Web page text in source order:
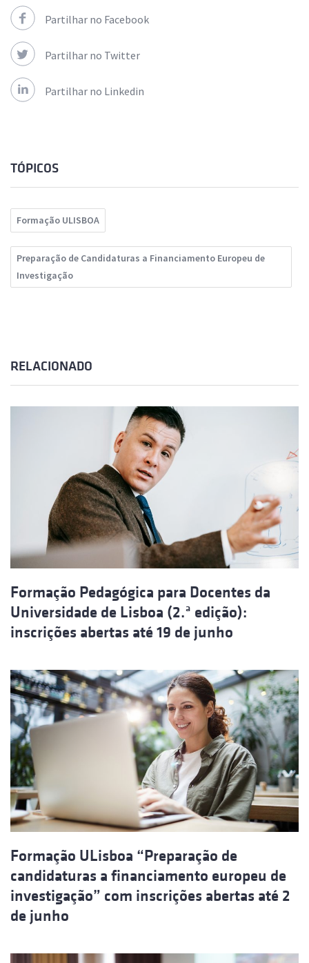
Partilhar no Facebook
Partilhar no Twitter
Partilhar no Linkedin
TÓPICOS
Formação ULISBOA
Preparação de Candidaturas a Financiamento Europeu de
Investigação
RELACIONADO
Formação Pedagógica para Docentes da
Universidade de Lisboa (2.ª edição):
inscrições abertas até 19 de junho
Formação ULisboa “Preparação de
candidaturas a financiamento europeu de
investigação” com inscrições abertas até 2
de junho